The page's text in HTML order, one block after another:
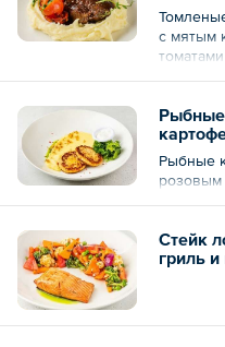
с мятым
томатами
Рыбные
Рыбные
розовым
Стейк
гриль